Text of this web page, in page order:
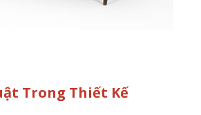
Trong Thiết Kế